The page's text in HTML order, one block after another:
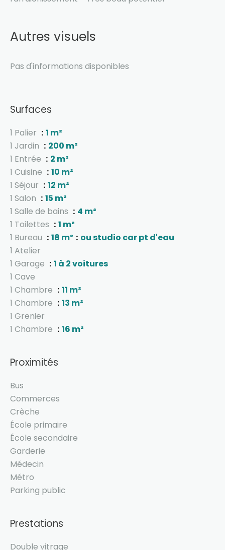
Autres visuels
Pas d'informations disponibles
Surfaces
1 Palier
1 m²
1 Jardin
200 m²
1 Entrée
2 m²
1 Cuisine
10 m²
1 Séjour
12 m²
1 Salon
15 m²
1 Salle de bains
4 m²
1 Toilettes
1 m²
1 Bureau
18 m²
ou studio car pt d'eau
1 Atelier
1 Garage
1 à 2 voitures
1 Cave
1 Chambre
11 m²
1 Chambre
13 m²
1 Grenier
1 Chambre
16 m²
Proximités
Bus
Commerces
Crèche
École primaire
École secondaire
Garderie
Médecin
Métro
Parking public
Prestations
Double vitrage